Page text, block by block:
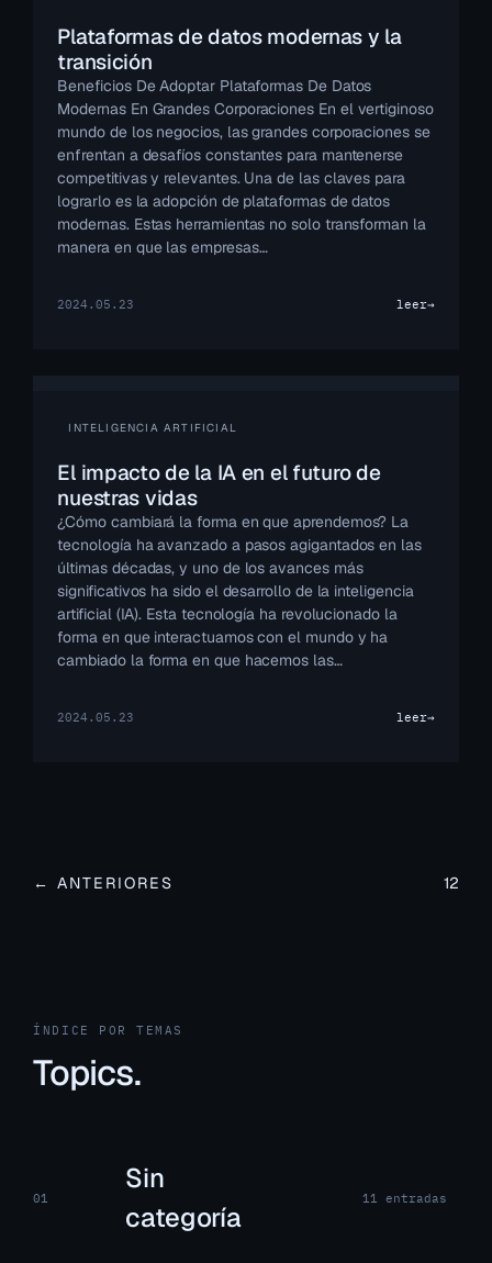
Plataformas de datos modernas y la
transición
Beneficios De Adoptar Plataformas De Datos
Modernas En Grandes Corporaciones En el vertiginoso
mundo de los negocios, las grandes corporaciones se
enfrentan a desafíos constantes para mantenerse
competitivas y relevantes. Una de las claves para
lograrlo es la adopción de plataformas de datos
modernas. Estas herramientas no solo transforman la
manera en que las empresas…
2024.05.23 leer→
INTELIGENCIA ARTIFICIAL
El impacto de la IA en el futuro de
nuestras vidas
¿Cómo cambiará la forma en que aprendemos? La
tecnología ha avanzado a pasos agigantados en las
últimas décadas, y uno de los avances más
significativos ha sido el desarrollo de la inteligencia
artificial (IA). Esta tecnología ha revolucionado la
forma en que interactuamos con el mundo y ha
cambiado la forma en que hacemos las…
2024.05.23 leer→
← ANTERIORES 12
ÍNDICE POR TEMAS
Topics.
01
Sin
categoría
11 entradas